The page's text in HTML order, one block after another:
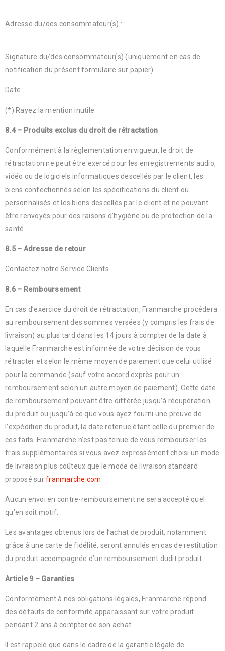
Adresse du/des consommateur(s) :
Signature du/des consommateur(s) (uniquement en cas de
notification du présent formulaire sur papier) :
Date : ………………………………………………………………..
(*) Rayez la mention inutile
8.4 – Produits exclus du droit de rétractation
Conformément à la règlementation en vigueur, le droit de
rétractation ne peut être exercé pour les enregistrements audio,
vidéo ou de logiciels informatiques descellés par le client, les
biens confectionnés selon les spécifications du client ou
personnalisés et les biens descellés par le client et ne pouvant
être renvoyés pour des raisons d’hygiène ou de protection de la
santé.
8.5 – Adresse de retour
Contactez notre Service Clients.
8.6 – Remboursement
En cas d’exercice du droit de rétractation, Franmarche procédera
au remboursement des sommes versées (y compris les frais de
livraison) au plus tard dans les 14 jours à compter de la date à
laquelle Franmarche est informée de votre décision de vous
rétracter et selon le même moyen de paiement que celui utilisé
pour la commande (sauf votre accord exprès pour un
remboursement selon un autre moyen de paiement). Cette date
de remboursement pouvant être différée jusqu’à récupération
du produit ou jusqu’à ce que vous ayez fourni une preuve de
l’expédition du produit, la date retenue étant celle du premier de
ces faits. Franmarche n’est pas tenue de vous rembourser les
frais supplémentaires si vous avez expressément choisi un mode
de livraison plus coûteux que le mode de livraison standard
proposé surfranmarche.com
Aucun envoi en contre-remboursement ne sera accepté quel
qu’en soit motif.
Les avantages obtenus lors de l’achat de produit, notamment
grâce à une carte de fidélité, seront annulés en cas de restitution
du produit accompagnée d’un remboursement dudit produit
Article 9 – Garanties
Conformément à nos obligations légales, Franmarche répond
des défauts de conformité apparaissant sur votre produit
pendant 2 ans à compter de son achat.
Il est rappelé que dans le cadre de la garantie légale de